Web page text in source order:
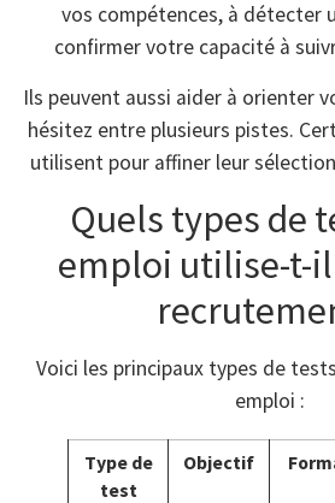
vos compétences, à détecter
confirmer votre capacité à
Ils peuvent aussi aider à orienter
hésitez entre plusieurs pistes.
utilisent pour affiner leur
Quels types de
emploi utilise-t-il
Voici les principaux types de
emploi :
Type de
test
Objectif